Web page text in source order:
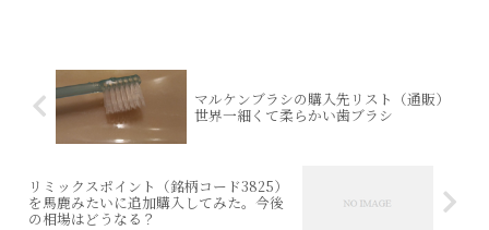
マルケンブラシの購入先リスト（通販）
世界一細くて柔らかい歯ブラシ
リミックスポイント（銘柄コード3825）
を馬鹿みたいに追加購入してみた。今後
の相場はどうなる？